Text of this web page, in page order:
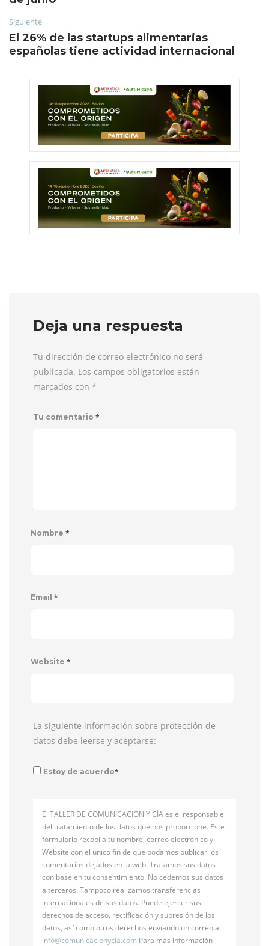
Siguiente
El 26% de las startups alimentarias
españolas tiene actividad internacional
Deja una respuesta
Tu dirección de correo electrónico no será
publicada. Los campos obligatorios están
marcados con *
Tu comentario *
Nombre *
Email *
Website *
La siguiente información sobre protección de
datos debe leerse y aceptarse:
Estoy de acuerdo*
El TALLER DE COMUNICACIÓN Y CÍA es el responsable
del tratamiento de los datos que nos proporcione. Este
formulario recopila tu nombre, correo electrónico y
Website con el único fin de que podamos publicar los
comentarios dejados en la web. Tratamos sus datos
con base en tu consentimiento. No cedemos sus datos
a terceros. Tampoco realizamos transferencias
internacionales de sus datos. Puede ejercer sus
derechos de acceso, rectificación y supresión de los
datos, así como otros derechos enviando un correo a
info@comunicacionycia.com Para más información